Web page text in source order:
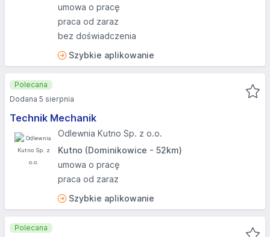
umowa o pracę
praca od zaraz
bez doświadczenia
Szybkie aplikowanie
Technik Mechanik
Odlewnia Kutno Sp. z o.o.
Kutno (Dominikowice - 52km)
umowa o pracę
praca od zaraz
Szybkie aplikowanie
Polecana
Dodana 5 sierpnia
Polecana